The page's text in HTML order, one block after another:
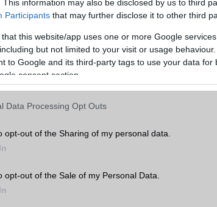
This information may also be disclosed by us to third
Participants that may further disclose it to other third
that this website/app uses one or more Google
but not limited to your visit or usage
to Google and its third-party tags to use your data for
consent section.
Data Processing Opt Outs
opt-out of the Sharing of my personal data.
opt-out of the Sale of my Personal Data.
rossz, de bizonyos funkciókhoz sok szükségtelen
de ez az egyetlen dolog, ami visszatartja ezt
legyen. Ha a Xiaomi javítani tudna az alkalmazás
amely vitathatatlanul ugyanolyan jó, mint